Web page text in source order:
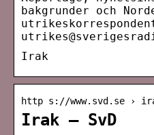
bakgrunder och
Irak
http s://www.svd.se ›
Irak – SvD